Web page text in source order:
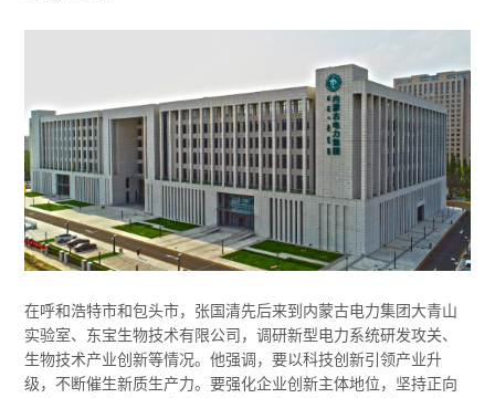
在呼和浩特市和包头市，张国清先后来到内蒙古电力集团大青山
实验室、东宝生物技术有限公司，调研新型电力系统研发攻关、
生物技术产业创新等情况。他强调，要以科技创新引领产业升
级，不断催生新质生产力。要强化企业创新主体地位，坚持正向